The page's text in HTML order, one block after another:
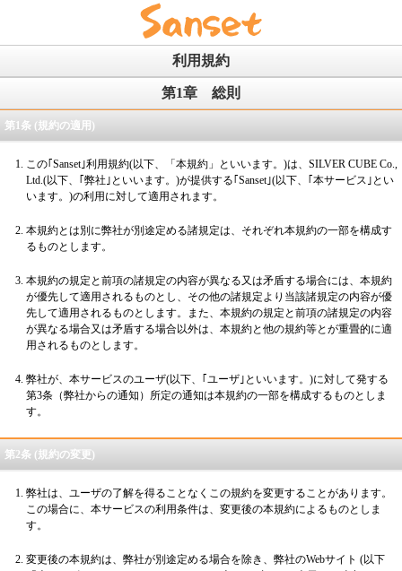
利用規約
第1章 総則
第1条 (規約の適用)
この｢Sanset｣利用規約(以下、「本規約」といいます。)は、SILVER CUBE Co.,
Ltd.(以下、｢弊社｣といいます。)が提供する｢Sanset｣(以下、｢本サービス｣とい
います。)の利用に対して適用されます。
本規約とは別に弊社が別途定める諸規定は、それぞれ本規約の一部を構成す
るものとします。
本規約の規定と前項の諸規定の内容が異なる又は矛盾する場合には、本規約
が優先して適用されるものとし、その他の諸規定より当該諸規定の内容が優
先して適用されるものとします。また、本規約の規定と前項の諸規定の内容
が異なる場合又は矛盾する場合以外は、本規約と他の規約等とが重畳的に適
用されるものとします。
弊社が、本サービスのユーザ(以下、｢ユーザ｣といいます。)に対して発する
第3条（弊社からの通知）所定の通知は本規約の一部を構成するものとしま
す。
第2条 (規約の変更)
弊社は、ユーザの了解を得ることなくこの規約を変更することがあります。
この場合に、本サービスの利用条件は、変更後の本規約によるものとしま
す。
変更後の本規約は、弊社が別途定める場合を除き、弊社のWebサイト (以下